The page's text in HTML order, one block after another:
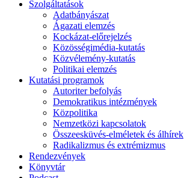
Szolgáltatások
Adatbányászat
Ágazati elemzés
Kockázat-előrejelzés
Közösségimédia-kutatás
Közvélemény-kutatás
Politikai elemzés
Kutatási programok
Autoriter befolyás
Demokratikus intézmények
Közpolitika
Nemzetközi kapcsolatok
Összeesküvés-elméletek és álhírek
Radikalizmus és extrémizmus
Rendezvények
Könyvtár